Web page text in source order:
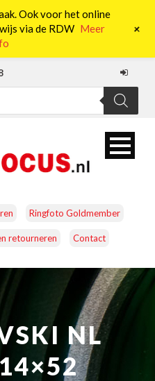
Ringfoto Goldmember
retourneren Contact
ACCESSOIRES
ENERGIE
NL
Ook voor het online
via de RDW Meer
+